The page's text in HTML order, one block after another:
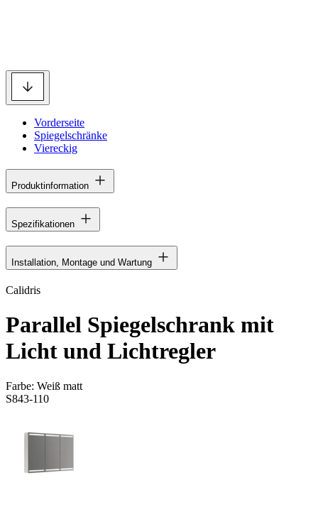
Vorderseite
Spiegelschränke
Viereckig
Produktinformation
Spezifikationen
Installation, Montage und Wartung
Calidris
Parallel Spiegelschrank mit
Licht und Lichtregler
Farbe: Weiß matt
S843-110